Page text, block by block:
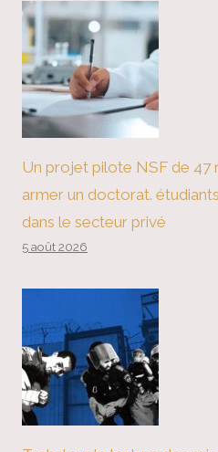
Un projet pilote NSF de 47
armer un doctorat.
dans le secteur privé
5 août 2026